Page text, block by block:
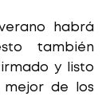
habrá
también
y listo
de los